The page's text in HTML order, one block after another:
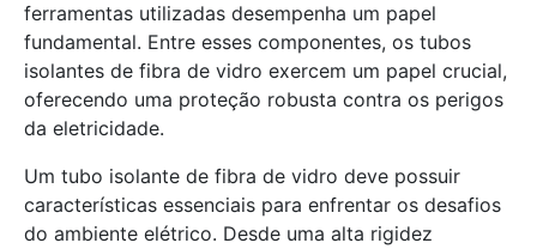
ferramentas utilizadas desempenha um papel
fundamental. Entre esses componentes, os tubos
isolantes de fibra de vidro exercem um papel crucial,
oferecendo uma proteção robusta contra os perigos
da eletricidade.
Um tubo isolante de fibra de vidro deve possuir
características essenciais para enfrentar os desafios
do ambiente elétrico. Desde uma alta rigidez